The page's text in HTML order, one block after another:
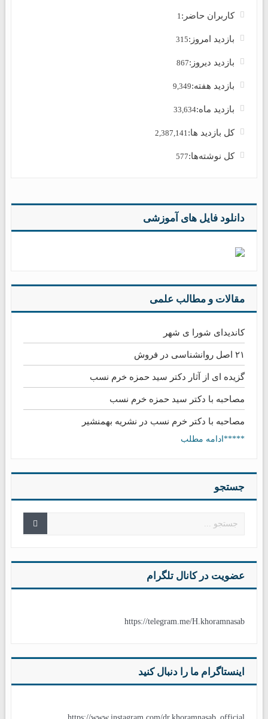
کاربران حاضر:1
بازدید امروز:315
بازدید دیروز:867
بازدید هفته:9,349
بازدید ماه:33,634
کل بازدید ها:2,387,141
کل نوشته‌ها:577
دانلود فایل های آموزشی
مقالات و مطالب علمی
کاندیدای شورا ی شهر
۲۱ اصل روانشناسی در فروش
گزیده ای از آثار دکتر سید حمزه خرم نسب
مصاحبه با دکتر سید حمزه خرم نسب
مصاحبه با دکتر خرم نسب در نشریه بهمنشیر
*****ادامه مطلب
جستجو
عضویت در کانال تلگرام
https://telegram.me/H.khoramnasab
اینستاگرام ما را دنبال کنید